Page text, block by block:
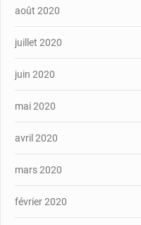
août 2020
juillet 2020
juin 2020
mai 2020
avril 2020
mars 2020
février 2020